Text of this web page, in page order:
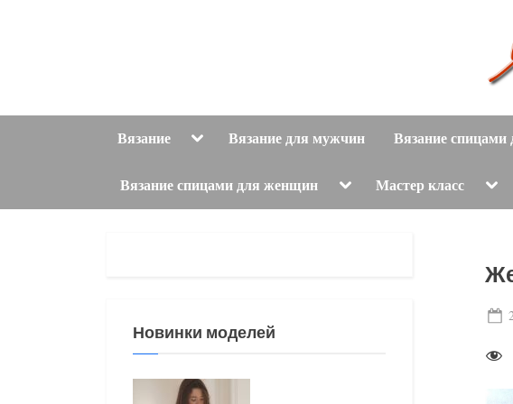
Вязание ToggleВязание для мужчин Вязание спицами
Вязание спицами для женщин Toggle
menu
Мастер класс
Новинки моделей